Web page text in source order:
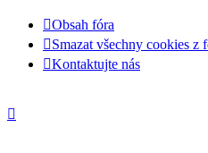
Obsah fóra
Smazat všechny cookies z
Kontaktujte nás